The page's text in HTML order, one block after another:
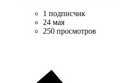
1 подписчик
24 мая
250 просмотров